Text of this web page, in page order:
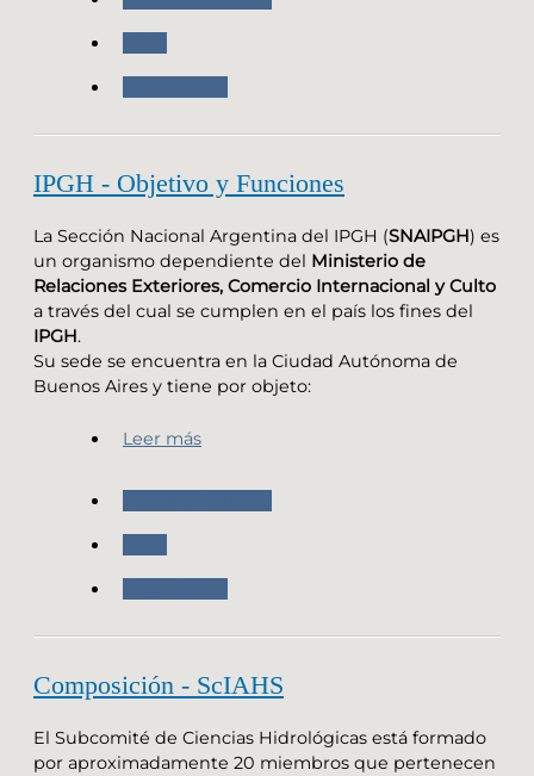
IPGH - Objetivo y Funciones
La Sección Nacional Argentina del IPGH (SNAIPGH) es
un organismo dependiente del Ministerio de
Relaciones Exteriores, Comercio Internacional y Culto
a través del cual se cumplen en el país los fines del
IPGH.
Su sede se encuentra en la Ciudad Autónoma de
Buenos Aires y tiene por objeto:
Leer más
Composición - ScIAHS
El Subcomité de Ciencias Hidrológicas está formado
por aproximadamente 20 miembros que pertenecen